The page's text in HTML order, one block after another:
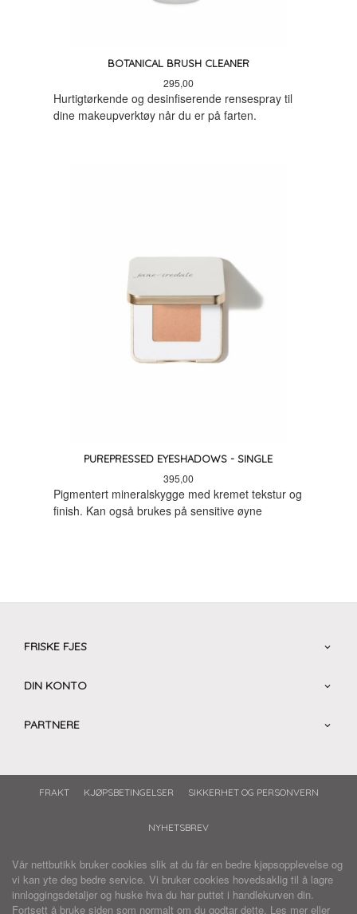
BOTANICAL BRUSH CLEANER
Pris
295,00
Hurtigtørkende og desinfiserende rensespray til
dine makeupverktøy når du er på farten.
PUREPRESSED EYESHADOWS - SINGLE
Pris
395,00
Pigmentert mineralskygge med kremet tekstur og
finish. Kan også brukes på sensitive øyne
FRISKE FJES
DIN KONTO
PARTNERE
FRAKT KJØPSBETINGELSER SIKKERHET OG PERSONVERN
NYHETSBREV
Vår nettbutikk bruker cookies slik at du får en bedre kjøpsopplevelse og
vi kan yte deg bedre service. Vi bruker cookies hovedsaklig til å lagre
innloggingsdetaljer og huske hva du har puttet i handlekurven din.
Fortsett å bruke siden som normalt om du godtar dette. Les mer eller